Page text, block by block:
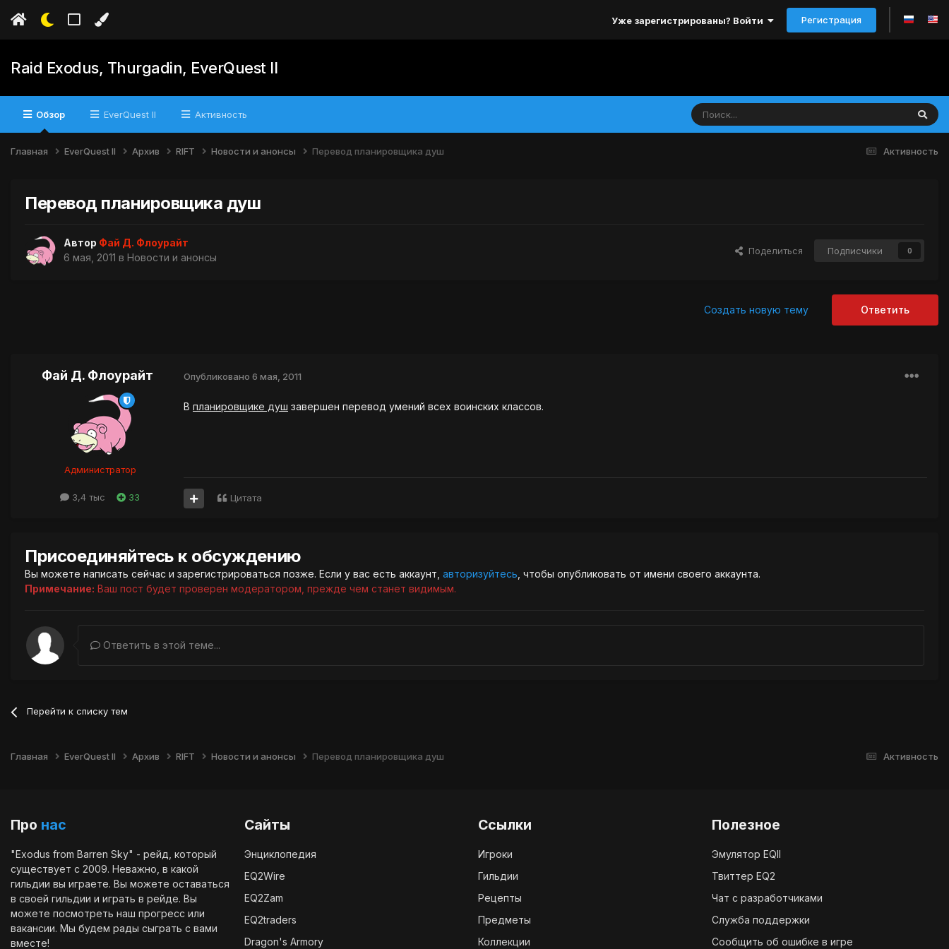
Уже зарегистрированы? Войти Регистрация
Raid Exodus, Thurgadin, EverQuest II
Обзор EverQuest II Активность
Активность
Главная EverQuest II Архив RIFT Новости и анонсы Перевод планировщика душ
Перевод планировщика душ
Автор Фай Д. Флоурайт
6 мая, 2011 в Новости и анонсы
Поделиться Подписчики 0
Ответить
Создать новую тему
Фай Д. Флоурайт
Администратор
3,4 тыс 33
Опубликовано 6 мая, 2011
В планировщике душ завершен перевод умений всех воинских классов.
Цитата
Присоединяйтесь к обсуждению
Вы можете написать сейчас и зарегистрироваться позже. Если у вас есть аккаунт, авторизуйтесь , чтобы опубликовать от имени своего аккаунта.
Примечание: Ваш пост будет проверен модератором, прежде чем станет видимым.
Ответить в этой теме...
Перейти к списку тем
Активность
Главная EverQuest II Архив RIFT Новости и анонсы Перевод планировщика душ
Про нас
"Exodus from Barren Sky" - рейд, который
существует с 2009. Неважно, в какой
гильдии вы играете. Вы можете оставаться
в своей гильдии и играть в рейде. Вы
можете посмотреть наш прогресс или
вакансии. Мы будем рады сыграть с вами
вместе!
Сайты
Энциклопедия
EQ2Wire
EQ2Zam
EQ2traders
Dragon's Armory
Ссылки
Игроки
Гильдии
Рецепты
Предметы
Коллекции
Полезное
Эмулятор EQII
Твиттер EQ2
Чат с разработчиками
Служба поддержки
Сообщить об ошибке в игре